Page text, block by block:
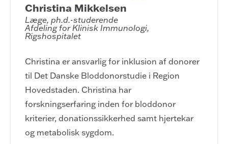
Christina Mikkelsen
Læge, ph.d.-studerende
Afdeling for Klinisk Immunologi,
Rigshospitalet
Christina er ansvarlig for inklusion af donorer
til Det Danske Bloddonorstudie i Region
Hovedstaden. Christina har
forskningserfaring inden for bloddonor
kriterier, donationssikkerhed samt hjertekar
og metabolisk sygdom.